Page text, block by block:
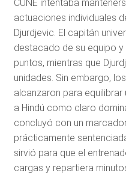
CUNE intentaba
actuaciones individuales
Djurdjevic. El capitán
destacado de su equipo
puntos, mientras que
unidades. Sin embargo,
alcanzaron para
a Hindú como claro
concluyó con un
prácticamente
sirvió para que el
cargas y repartiera